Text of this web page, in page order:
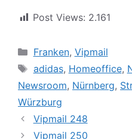
Post Views: 2.161
Kategorien
Franken, Vipmail
Schlagwörter
adidas, Homeoffice,
Newsroom, Nürnberg,
Würzburg
Vipmail 248
Vipmail 250